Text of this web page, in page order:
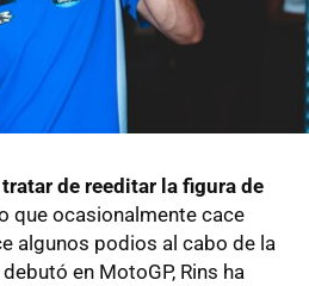
de reeditar la figura de
que ocasionalmente cace
algunos podios al cabo de la
en MotoGP, Rins ha